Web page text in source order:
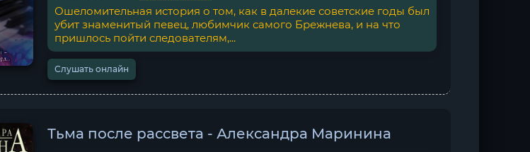
Ошеломительная история о том, как в далекие советские годы был
убит знаменитый певец, любимчик самого Брежнева, и на что
пришлось пойти следователям,...
Слушать онлайн
Тьма после рассвета - Александра Маринина